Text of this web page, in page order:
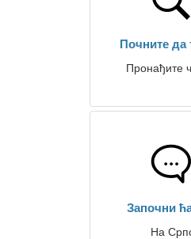
Почните да
Пронађите
Започни
На